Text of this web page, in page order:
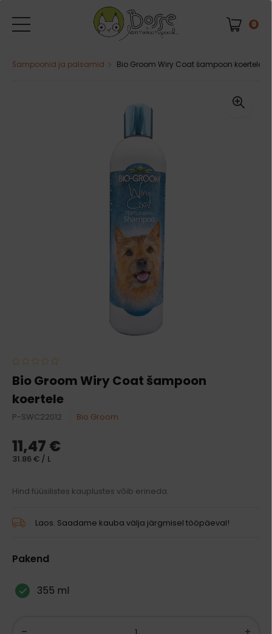
0
Šampoonid ja palsamid Bio Groom Wiry Coat šampoon koertele
Bio Groom Wiry Coat šampoon
koertele
P-SWC22012 Bio Groom
11,47 €
31.86 € / L
Hind füüsilistes kauplustes võib erineda.
Laos. Saadame kauba välja järgmisel tööpäeval!
Pakend
355 ml